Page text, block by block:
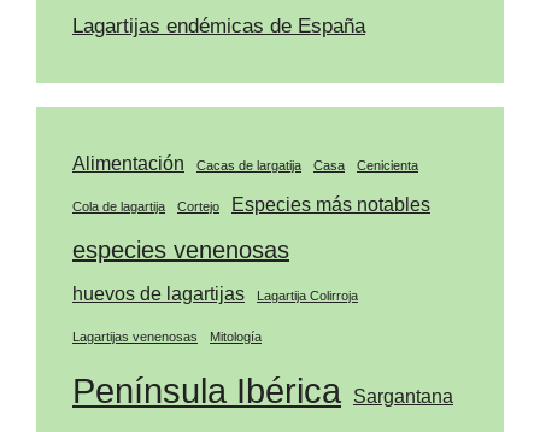
Lagartijas endémicas de España
Alimentación Cacas de largatija Casa Cenicienta
Cola de lagartija Cortejo Especies más notables
especies venenosas
huevos de lagartijas Lagartija Colirroja
Lagartijas venenosas Mitología
Península Ibérica Sargantana